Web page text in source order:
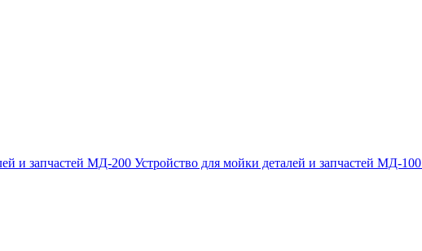
и запчастей МД-200 Устройство для мойки деталей и запчастей МД-100